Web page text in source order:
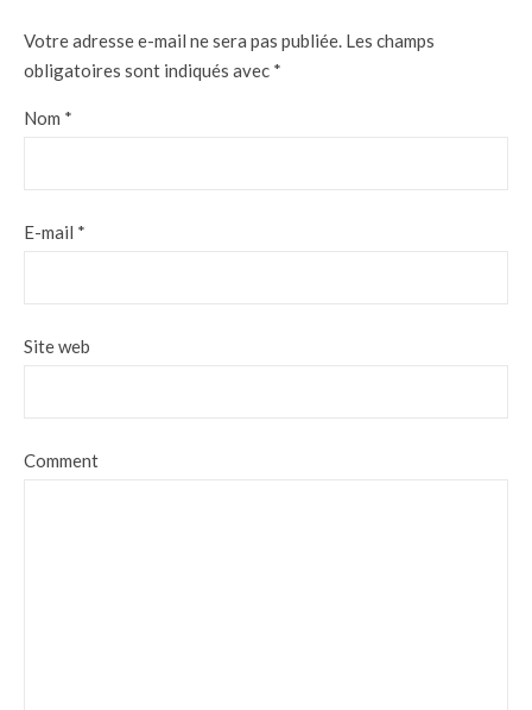
Votre adresse e-mail ne sera pas publiée. Les champs
obligatoires sont indiqués avec *
Nom *
E-mail *
Site web
Comment